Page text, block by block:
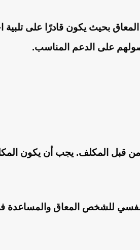
المعاق بحيث يكون قادرًا على
على الدعم المناسب.
قبل المكلف. يجب أن يكون
للشخص المعاق والمساعدة